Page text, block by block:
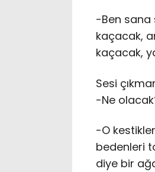
-Ben sana
kaçacak,
kaçacak,
Sesi
-Ne
-O
bedenleri
diye bir